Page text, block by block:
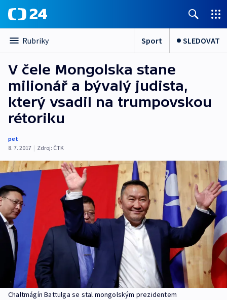
Rubriky Sport SLEDOVAT
V čele Mongolska stane
milionář a bývalý judista,
který vsadil na trumpovskou
rétoriku
pet
8. 7. 2017 | Zdroj: ČTK
Chaltmágín Battulga se stal mongolským prezidentem